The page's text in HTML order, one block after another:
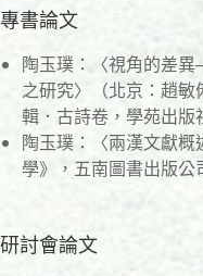
專書論文
陶玉璞：〈視角的差
之研究〉（北京：趙
輯．古詩卷，學苑出版
陶玉璞：〈兩漢文獻
學》，五南圖書出版公
研討會論文